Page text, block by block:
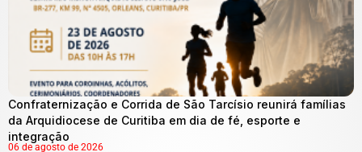
Confraternização e Corrida de São Tarcísio reunirá famílias
da Arquidiocese de Curitiba em dia de fé, esporte e
integração
06 de agosto de 2026